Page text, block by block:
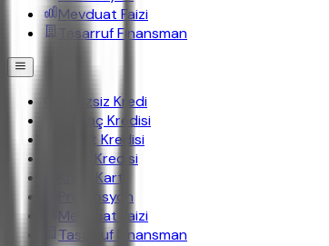
Mevduat Faizi
Tasarruf Finansman
Faizsiz Kredi
İhtiyaç Kredisi
Konut Kredisi
Taşıt Kredisi
Kredi Kartı
Promosyon
Mevduat Faizi
Tasarruf Finansman